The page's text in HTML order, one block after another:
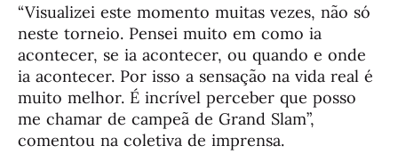
“Visualizei este momento muitas vezes, não só
neste torneio. Pensei muito em como ia
acontecer, se ia acontecer, ou quando e onde
ia acontecer. Por isso a sensação na vida real é
muito melhor. É incrível perceber que posso
me chamar de campeã de Grand Slam”,
comentou na coletiva de imprensa.